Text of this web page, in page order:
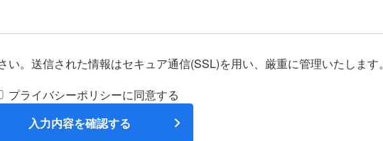
い。送信された情報はセキュア通信(SSL)を用い、厳重に管理いたします。
プライバシーポリシーに同意する